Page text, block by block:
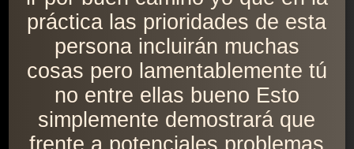
práctica las prioridades de esta
persona incluirán muchas
cosas pero lamentablemente tú
no entre ellas bueno Esto
simplemente demostrará que